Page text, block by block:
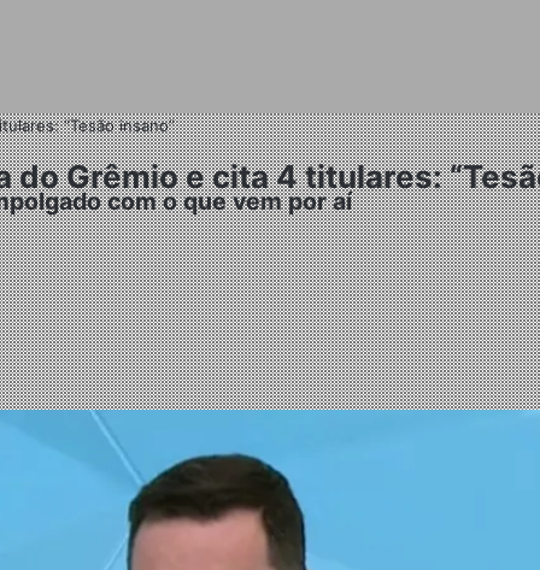
“Tesão insano”
Grêmio e cita 4 titulares:
com o que vem por aí